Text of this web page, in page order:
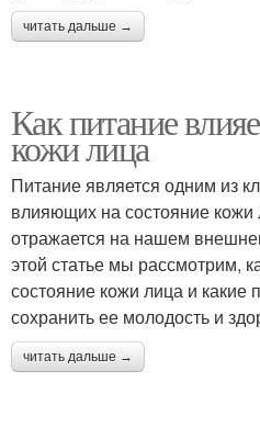
читать дальше →
Как питание
кожи лица
Питание является одним из
влияющих на состояние
отражается на нашем
этой статье мы рассмотрим,
состояние кожи лица и какие
сохранить ее молодость и
читать дальше →